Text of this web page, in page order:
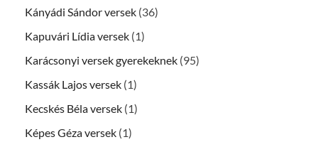
Kányádi Sándor versek (36)
Kapuvári Lídia versek (1)
Karácsonyi versek gyerekeknek (95)
Kassák Lajos versek (1)
Kecskés Béla versek (1)
Képes Géza versek (1)